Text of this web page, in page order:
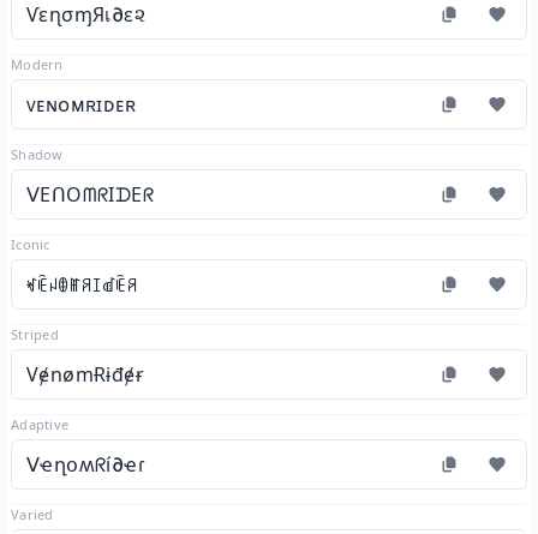
ѴεɳσɱЯเ∂ε૨
Modern
ᴠᴇɴᴏᴍʀɪᴅᴇʀ
Shadow
ᐯEᑎOᗰᖇIᗪEᖇ
Iconic
ꏝꍟꈤꂦꂵꋪꀤꀷꍟꋪ
Striped
VɇnømɌɨđɇɍ
Adaptive
ᐯҽղօʍᖇí∂ҽɾ
Varied